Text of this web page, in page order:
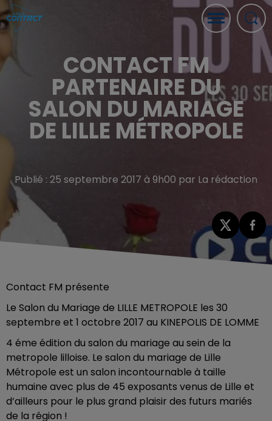
CONTACT FM
PARTENAIRE DU
SALON DU MARIAGE
DE LILLE MÉTROPOLE
Publié : 25 septembre 2017 à 9h00 par La rédaction
Contact FM présente
Le Salon du Mariage de LILLE METROPOLE les 30
septembre et 1 octobre 2017 au KINEPOLIS DE LOMME
4 éme édition du salon du mariage au sein de la
metropole lilloise. Le salon du mariage de Lille
Métropole est un salon incontournable à taille
humaine avec plus de 45 exposants venus de Lille et
d’ailleurs pour le plus grand plaisir des futurs mariés
de la région !